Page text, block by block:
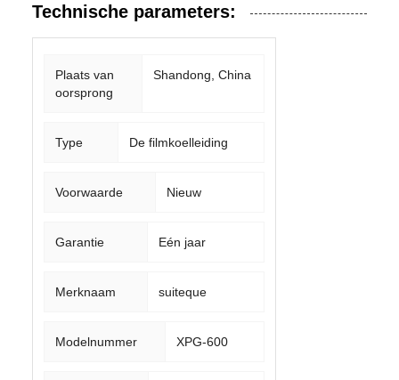
Technische parameters:
Plaats van
oorsprong
Shandong, China
Type De filmkoelleiding
Voorwaarde Nieuw
Garantie Eén jaar
Merknaam suiteque
Modelnummer XPG-600